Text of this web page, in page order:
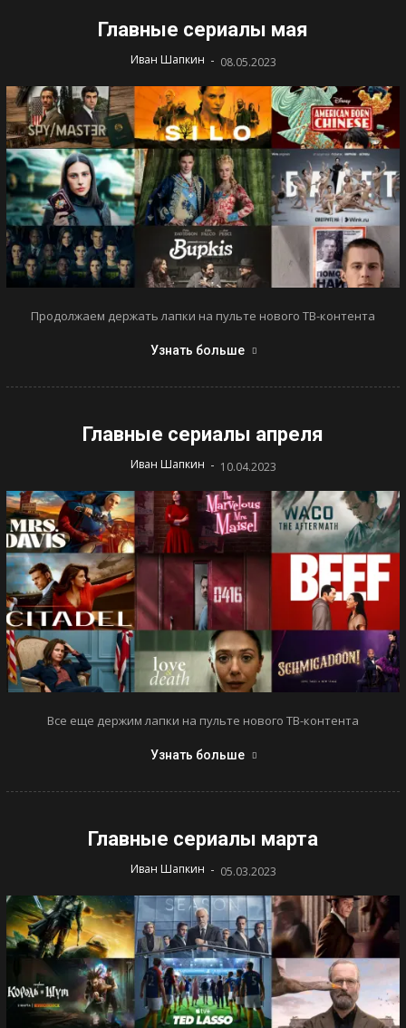
Главные сериалы мая
Иван Шапкин - 08.05.2023
Продолжаем держать лапки на пульте нового ТВ-контента
Узнать больше
Главные сериалы апреля
Иван Шапкин - 10.04.2023
Все еще держим лапки на пульте нового ТВ-контента
Узнать больше
Главные сериалы марта
Иван Шапкин - 05.03.2023